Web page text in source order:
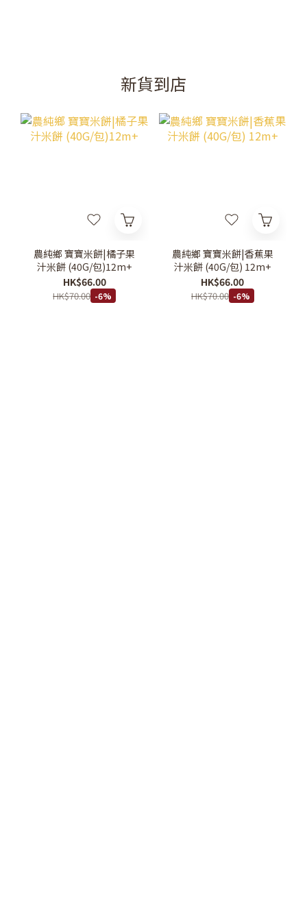
新貨到店
農純鄉 寶寶米餅|橘子果
汁米餅 (40G/包)12m+
HK$66.00
HK$70.00 -6%
農純鄉 寶寶米餅|香蕉果
汁米餅 (40G/包) 12m+
HK$66.00
HK$70.00 -6%